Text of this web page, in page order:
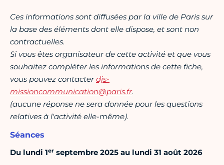
Ces informations sont diffusées par la ville de Paris sur
la base des éléments dont elle dispose, et sont non
contractuelles.
Si vous êtes organisateur de cette activité et que vous
souhaitez compléter les informations de cette fiche,
vous pouvez contacterdjs-
missioncommunication@paris.fr.
(aucune réponse ne sera donnée pour les questions
relatives à l'activité elle-même).
Séances
Du lundi 1er septembre 2025 au lundi 31 août 2026